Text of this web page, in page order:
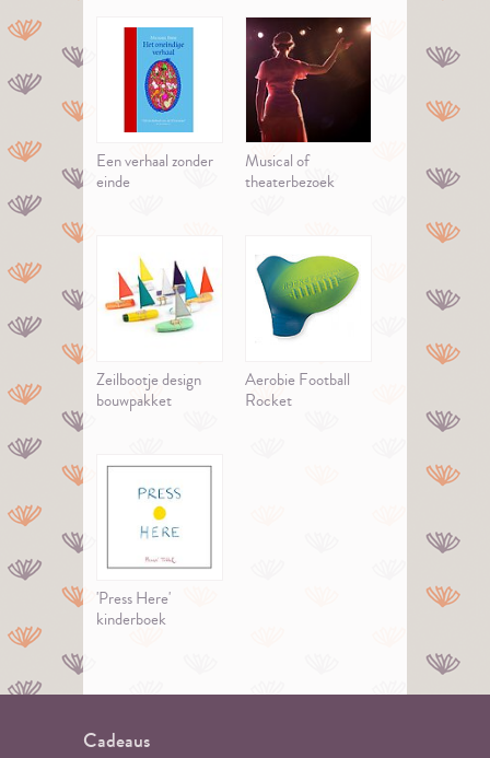
Een verhaal zonder
einde
Musical of
theaterbezoek
Zeilbootje design
bouwpakket
Aerobie Football
Rocket
'Press Here'
kinderboek
Cadeaus